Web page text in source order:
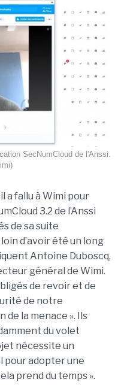
SecNumCloud de l'Anssi.
a fallu à Wimi pour
3.2 de l’Anssi
de sa suite
d’avoir été un long
Antoine Duboscq,
général de Wimi.
de revoir et de
de notre
de la menace ». Ils
du volet
nécessite un
pour adopter une
prend du temps ».